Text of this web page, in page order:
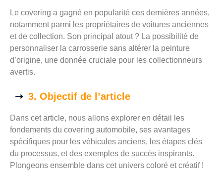
Le covering a gagné en popularité ces dernières années,
notamment parmi les propriétaires de voitures anciennes
et de collection. Son principal atout ? La possibilité de
personnaliser la carrosserie sans altérer la peinture
d’origine, une donnée cruciale pour les collectionneurs
avertis.
3. Objectif de l’article
Dans cet article, nous allons explorer en détail les
fondements du covering automobile, ses avantages
spécifiques pour les véhicules anciens, les étapes clés
du processus, et des exemples de succès inspirants.
Plongeons ensemble dans cet univers coloré et créatif !